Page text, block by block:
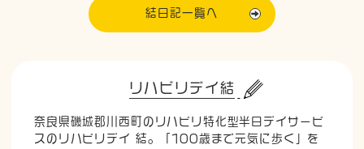
結日記一覧へ
リハビリデイ結
奈良県磯城郡川西町のリハビリ特化型半日デイサービ
スのリハビリデイ 結。「100歳まで元気に歩く」を